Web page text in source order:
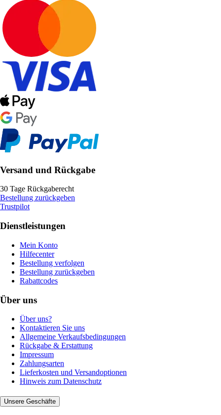
Versand und Rückgabe
30 Tage Rückgaberecht
Bestellung zurückgeben
Trustpilot
Dienstleistungen
Mein Konto
Hilfecenter
Bestellung verfolgen
Bestellung zurückgeben
Rabattcodes
Über uns
Über uns?
Kontaktieren Sie uns
Allgemeine Verkaufsbedingungen
Rückgabe & Erstattung
Impressum
Zahlungsarten
Lieferkosten und Versandoptionen
Hinweis zum Datenschutz
Unsere Geschäfte